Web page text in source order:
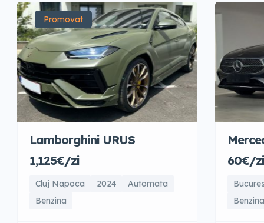
Promovat
Lamborghini URUS
1,125€/zi
Cluj Napoca 2024
Automata
Benzina
60€/zi
Benzina